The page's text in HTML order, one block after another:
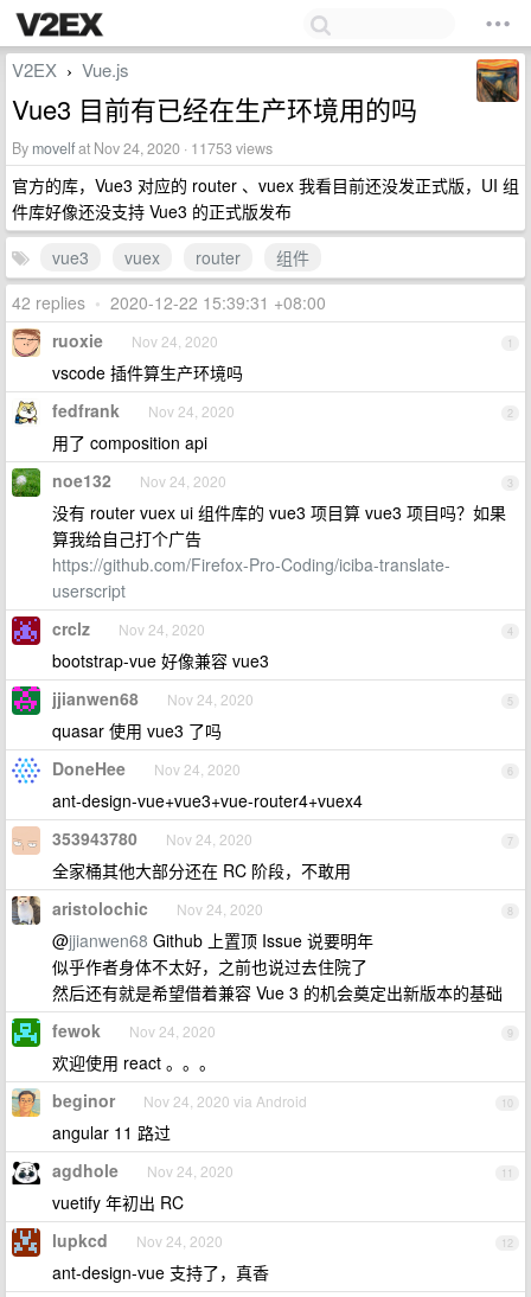
V2EX › Vue.js
Vue3 目前有已经在生产环境用的吗
By movelfat Nov 24, 2020 · 11753 views
官方的库，Vue3 对应的 router 、vuex 我看目前还没发正式版，UI 组
件库好像还没支持 Vue3 的正式版发布
vue3
vuex router
组件
42 replies • 2020-12-22 15:39:31 +08:00
1
ruoxie Nov 24, 2020
vscode 插件算生产环境吗
2
fedfrank Nov 24, 2020
用了 composition api
3
noe132 Nov 24, 2020
没有 router vuex ui 组件库的 vue3 项目算 vue3 项目吗？如果
算我给自己打个广告
https://github.com/Firefox-Pro-Coding/iciba-translate-
userscript
4
crclz Nov 24, 2020
bootstrap-vue 好像兼容 vue3
5
jjianwen68 Nov 24, 2020
quasar 使用 vue3 了吗
6
DoneHee Nov 24, 2020
ant-design-vue+vue3+vue-router4+vuex4
7
353943780 Nov 24, 2020
全家桶其他大部分还在 RC 阶段，不敢用
8
aristolochic Nov 24, 2020
@jjianwen68 Github 上置顶 Issue 说要明年
似乎作者身体不太好，之前也说过去住院了
然后还有就是希望借着兼容 Vue 3 的机会奠定出新版本的基础
9
fewok Nov 24, 2020
欢迎使用 react 。。。
10
beginor Nov 24, 2020 via Android
angular 11 路过
11
agdhole Nov 24, 2020
vuetify 年初出 RC
12
lupkcd Nov 24, 2020
ant-design-vue 支持了，真香